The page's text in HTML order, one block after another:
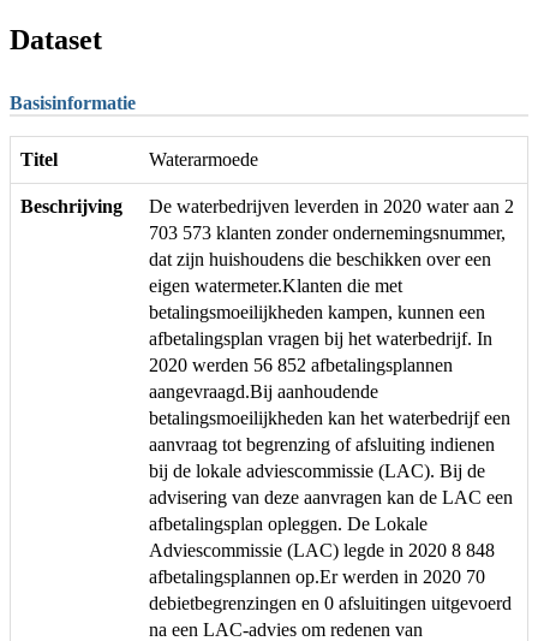
Dataset
Basisinformatie
Titel Waterarmoede
Beschrijving
De waterbedrijven leverden in 2020 water aan 2
703 573 klanten zonder ondernemingsnummer,
dat zijn huishoudens die beschikken over een
eigen watermeter.Klanten die met
betalingsmoeilijkheden kampen, kunnen een
afbetalingsplan vragen bij het waterbedrijf. In
2020 werden 56 852 afbetalingsplannen
aangevraagd.Bij aanhoudende
betalingsmoeilijkheden kan het waterbedrijf een
aanvraag tot begrenzing of afsluiting indienen
bij de lokale adviescommissie (LAC). Bij de
advisering van deze aanvragen kan de LAC een
afbetalingsplan opleggen. De Lokale
Adviescommissie (LAC) legde in 2020 8 848
afbetalingsplannen op.Er werden in 2020 70
debietbegrenzingen en 0 afsluitingen uitgevoerd
na een LAC-advies om redenen van